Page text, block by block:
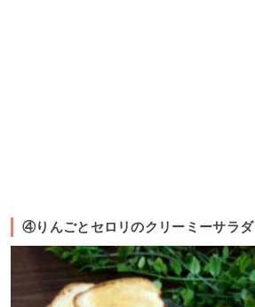
④りんごとセロリのクリーミーサラダ